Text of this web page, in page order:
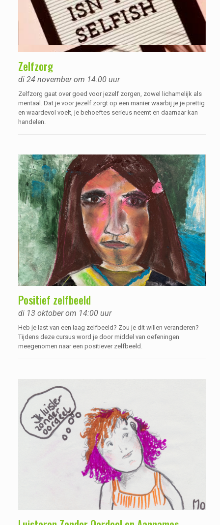
Zelfzorg
di 24 november om 14:00 uur
Zelfzorg gaat over goed voor jezelf zorgen, zowel lichamelijk als
mentaal. Dat je voor jezelf zorgt op een manier waarbij je je prettig
en waardevol voelt, je behoeftes serieus neemt en daarnaar kan
handelen.
Positief zelfbeeld
di 13 oktober om 14:00 uur
Heb je last van een laag zelfbeeld? Zou je dit willen veranderen?
Tijdens deze cursus word je door middel van oefeningen
meegenomen naar een positiever zelfbeeld.